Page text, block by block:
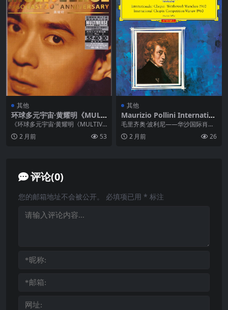
其他
环球多元宇宙·黄耀明《MULT
IVERSE》精选2CD [低速整轨
WAV+CUE]
《环球多元宇宙·黄耀明《MULTIVE
RSE》精选2CD》是香港乐坛独树
一帜的音...
2 月前 53
其他
Maurizio Pollini Internatio
nal Chopin Competition, W
arsaw, 1960 (Live at 6th Int
ernational Chopin Competi
毛里齐奥·波利尼——华沙国际肖邦
钢琴比赛，1960年（1960年第六届
华沙国际肖...
2 月前 26
评论(0)
您的邮箱地址不会被公开。 必填项已用 * 标注